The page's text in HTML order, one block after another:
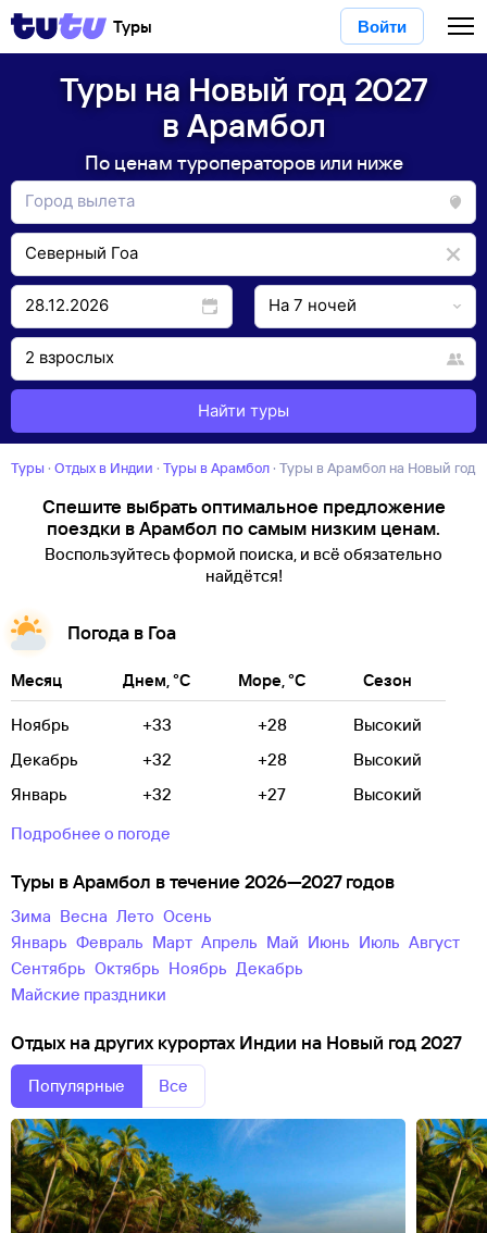
Туры Войти
Туры на Новый год 2027
в Арамбол
По ценам туроператоров или ниже
Найти туры
Туры · Отдых в Индии · Туры в Арамбол · Туры в Арамбол на Новый год
Спешите выбрать оптимальное предложение
поездки в Арамбол по самым низким ценам.
Воспользуйтесь формой поиска, и всё обязательно
найдётся!
Погода в Гоа
Месяц Днем, °C Море, °C Сезон
Ноябрь +33 +28
Высокий
Декабрь
+32 +28
Высокий
Январь
+32 +27
Высокий
Подробнее о погоде
Туры в Арамбол в течение 2026—2027 годов
зима весна лето
осень
Январь
Февраль Март Апрель Май Июнь Июль
Август
Сентябрь
Октябрь Ноябрь
Декабрь
майские праздники
Отдых на других курортах Индии на Новый год 2027
Популярные Все